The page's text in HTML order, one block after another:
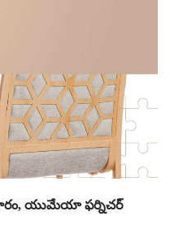
యుమేయా ఫర్నిచర్